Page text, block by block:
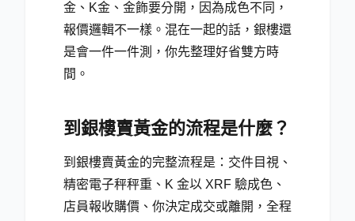
金、K金、金飾要分開，因為成色不同，
報價邏輯不一樣。混在一起的話，銀樓還
是會一件一件測，你先整理好省雙方時
間。
到銀樓賣黃金的流程是什麼？
到銀樓賣黃金的完整流程是：交件目視、
精密電子秤秤重、K 金以 XRF 驗成色、
店員報收購價、你決定成交或離開，全程